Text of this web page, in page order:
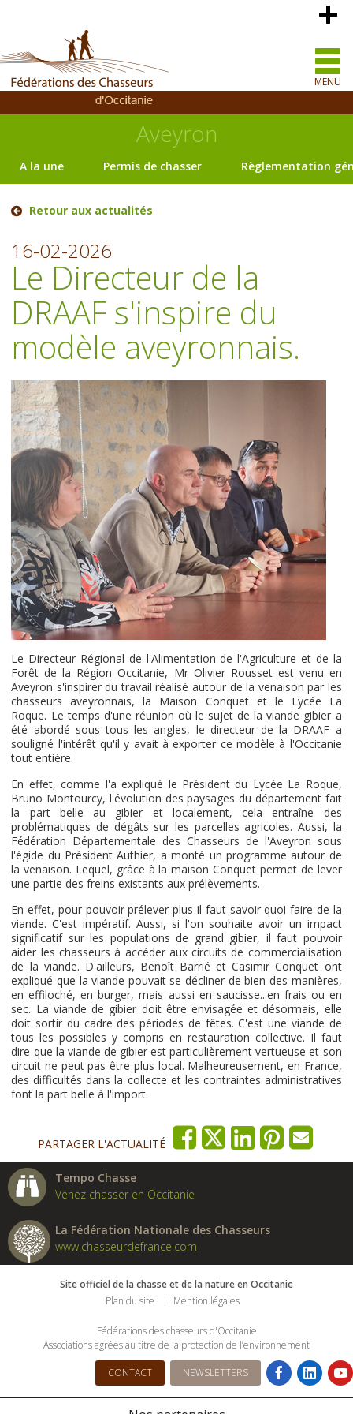
MENU
Aveyron
A la une Permis de chasser Règlementation
Retour aux actualités
16-02-2026
Le Directeur de la
DRAAF s'inspire du
modèle aveyronnais.
Le Directeur Régional de l'Alimentation de l'Agriculture et de la
Forêt de la Région Occitanie, Mr Olivier Rousset est venu en
Aveyron s'inspirer du travail réalisé autour de la venaison par les
chasseurs aveyronnais, la Maison Conquet et le Lycée La
Roque. Le temps d'une réunion où le sujet de la viande gibier a
été abordé sous tous les angles, le directeur de la DRAAF a
souligné l'intérêt qu'il y avait à exporter ce modèle à l'Occitanie
tout entière.
En effet, comme l'a expliqué le Président du Lycée La Roque,
Bruno Montourcy, l'évolution des paysages du département fait
la part belle au gibier et localement, cela entraîne des
problématiques de dégâts sur les parcelles agricoles. Aussi, la
Fédération Départementale des Chasseurs de l'Aveyron sous
l'égide du Président Authier, a monté un programme autour de
la venaison. Lequel, grâce à la maison Conquet permet de lever
une partie des freins existants aux prélèvements.
En effet, pour pouvoir prélever plus il faut savoir quoi faire de la
viande. C'est impératif. Aussi, si l'on souhaite avoir un impact
significatif sur les populations de grand gibier, il faut pouvoir
aider les chasseurs à accéder aux circuits de commercialisation
de la viande. D'ailleurs, Benoît Barrié et Casimir Conquet ont
expliqué que la viande pouvait se décliner de bien des manières,
en effiloché, en burger, mais aussi en saucisse...en frais ou en
sec. La viande de gibier doit être envisagée et désormais, elle
doit sortir du cadre des périodes de fêtes. C'est une viande de
tous les possibles y compris en restauration collective. Il faut
dire que la viande de gibier est particulièrement vertueuse et son
circuit ne peut pas être plus local. Malheureusement, en France,
des difficultés dans la collecte et les contraintes administratives
font la part belle à l'import.
PARTAGER L'ACTUALITÉ
Tempo Chasse
Venez chasser en Occitanie
La Fédération Nationale des Chasseurs
www.chasseurdefrance.com
Site officiel de la chasse et de la nature en Occitanie
Plan du site
Mention légales
Fédérations des chasseurs d'Occitanie
Associations agrées au titre de la protection de l’environnement
CONTACT NEWSLETTERS